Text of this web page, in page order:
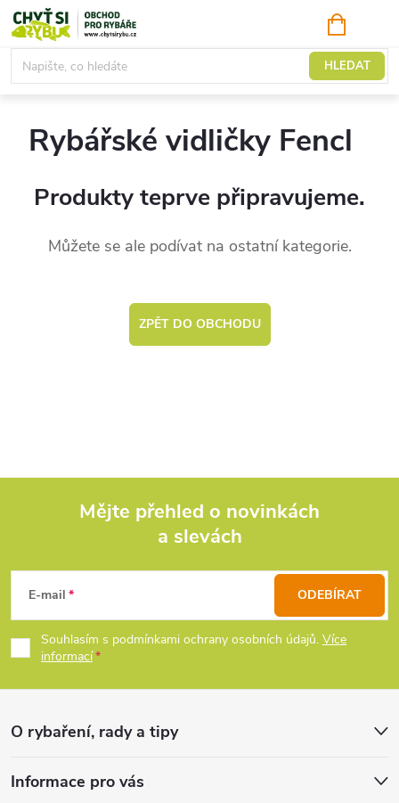
Přejít
na
obsah
HLEDAT
KOŠÍK
Vidličky
Rybářské vidličky Fencl
Produkty teprve připravujeme.
Můžete se ale podívat na ostatní kategorie.
ZPĚT DO OBCHODU
p
a
Mějte přehled o novinkách
a slevách
E-mail
Souhlasím s podmínkami ochrany osobních údajů. Více
informací
ODEBÍRAT
O rybaření, rady a tipy
Informace pro vás